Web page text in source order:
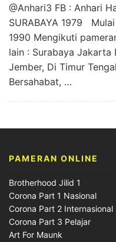
@Anhari3 FB : Anhari
SURABAYA 1979
1990 Mengikuti
lain : Surabaya Jakarta
Jember, Di Timur
Bersahabat, …
PAMERAN ONLINE
Brotherhood Jilid 1
Corona Part 1 Nasional
Corona Part 2 Internasional
Corona Part 3 Pelajar
Art For Maunk